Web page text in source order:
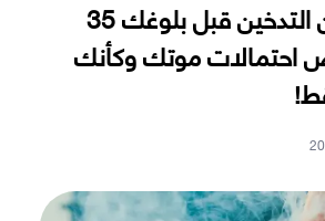
الإقلاع عن التدخين قبل بلوغك 35
احتمالات موتك وكأنك